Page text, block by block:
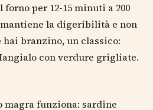
per 12-15 minuti a 200
la digeribilità e non
hai branzino, un classico:
con verdure grigliate.
magra funziona: sardine